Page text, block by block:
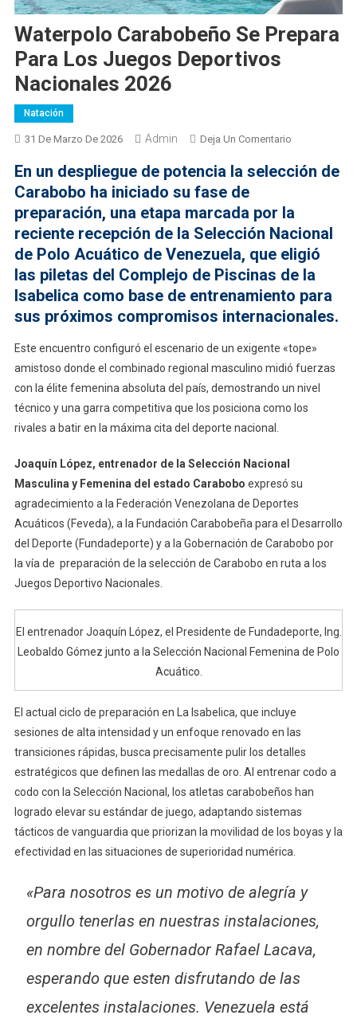
Waterpolo Carabobeño Se Prepara
Para Los Juegos Deportivos
Nacionales 2026
Natación
31 De Marzo De 2026 Admin Deja Un ComentarioEn
Carabobeño
Prepara
Para
Los
Juegos
Deportivos
Nacionales
2026
En un despliegue de potencia la selección de
Carabobo ha iniciado su fase de
preparación, una etapa marcada por la
reciente recepción de la Selección Nacional
de Polo Acuático de Venezuela, que eligió
las piletas del Complejo de Piscinas de la
Isabelica como base de entrenamiento para
sus próximos compromisos internacionales.
Este encuentro configuró el escenario de un exigente «tope»
amistoso donde el combinado regional masculino midió fuerzas
con la élite femenina absoluta del país, demostrando un nivel
técnico y una garra competitiva que los posiciona como los
rivales a batir en la máxima cita del deporte nacional.
Joaquín López, entrenador de la Selección Nacional
Masculina y Femenina del estado Carabobo expresó su
agradecimiento a la Federación Venezolana de Deportes
Acuáticos (Feveda), a la Fundación Carabobeña para el Desarrollo
del Deporte (Fundadeporte) y a la Gobernación de Carabobo por
la vía de preparación de la selección de Carabobo en ruta a los
Juegos Deportivo Nacionales.
El entrenador Joaquín López, el Presidente de Fundadeporte, Ing.
Leobaldo Gómez junto a la Selección Nacional Femenina de Polo
Acuático.
El actual ciclo de preparación en La Isabelica, que incluye
sesiones de alta intensidad y un enfoque renovado en las
transiciones rápidas, busca precisamente pulir los detalles
estratégicos que definen las medallas de oro. Al entrenar codo a
codo con la Selección Nacional, los atletas carabobeños han
logrado elevar su estándar de juego, adaptando sistemas
tácticos de vanguardia que priorizan la movilidad de los boyas y la
efectividad en las situaciones de superioridad numérica.
«Para nosotros es un motivo de alegría y
orgullo tenerlas en nuestras instalaciones,
en nombre del Gobernador Rafael Lacava,
esperando que esten disfrutando de las
excelentes instalaciones. Venezuela está